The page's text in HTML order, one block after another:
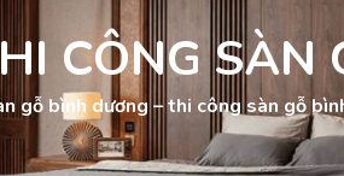
CÔNG SÀN
gỗ bình dương – thi công sàn gỗ